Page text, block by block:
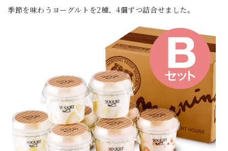
季節を味わうヨーグルトを2種、4個ずつ詰合せました。